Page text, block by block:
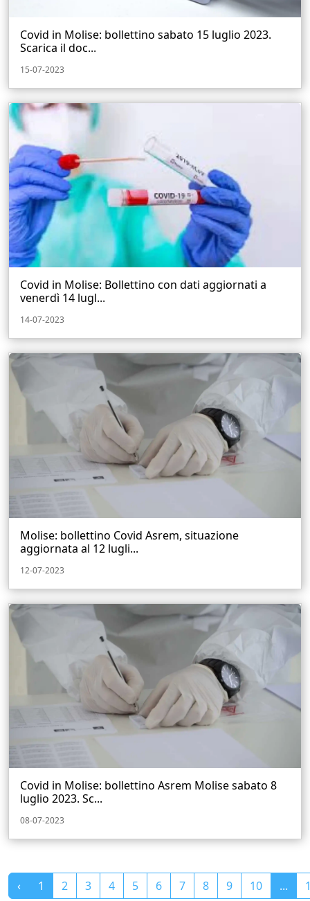
Covid in Molise: bollettino sabato 15 luglio 2023.
Scarica il doc...
15-07-2023
Covid in Molise: Bollettino con dati aggiornati a
venerdì 14 lugl...
14-07-2023
Molise: bollettino Covid Asrem, situazione
aggiornata al 12 lugli...
12-07-2023
Covid in Molise: bollettino Asrem Molise sabato 8
luglio 2023. Sc...
08-07-2023
‹ 1 2 3 4 5 6 7 8 9 10 ...